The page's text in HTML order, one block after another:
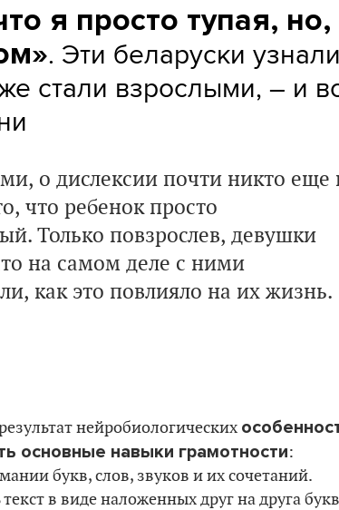
я просто тупая, но,
. Эти беларуски
стали взрослыми, – и
о дислексии почти никто еще
что ребенок просто
Только повзрослев, девушки
на самом деле с ними
как это повлияло на их жизнь.
нейробиологических
основные навыки грамотности:
букв, слов, звуков и их сочетаний.
в виде наложенных друг на друга